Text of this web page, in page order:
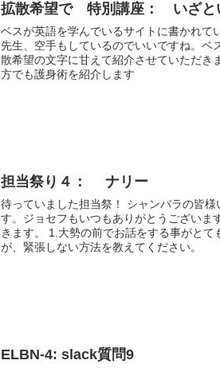
拡散希望で 特別講座： いざと
ベスが英語を学んでいるサイトに書かれて
先生、空手もしているのでいいですね。ベ
散希望の文字に甘えて紹介させていただき
方でも護身術を紹介します
担当祭り４： ナリー
待っていました担当祭！ シャンバラの皆様
す。ジョセフもいつもありがとうございま
きます。 1.大勢の前でお話をする事がとて
が、緊張しない方法を教えてください。
ELBN-4: slack質問9